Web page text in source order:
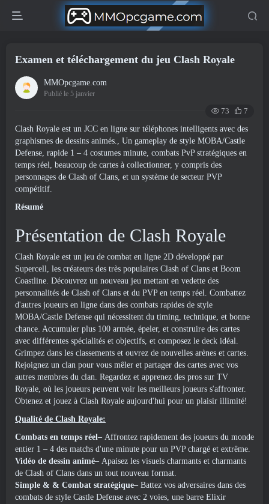
Examen et téléchargement du jeu Clash Royale
MMOpcgame.com
Publié le 5 janvier
73
7
Clash Royale est un JCC en ligne sur téléphones intelligents avec des
graphismes de dessins animés., Un gameplay de style MOBA/Castle
Defense, rapide 1 – 4 costumes minute, combats PvP stratégiques en
temps réel, beaucoup de cartes à collectionner, y compris des
personnages de Clash of Clans, et un système de secteur PVP
compétitif.
Résumé
Présentation de Clash Royale
Clash Royale est un jeu de combat en ligne 2D développé par
Supercell, les créateurs des très populaires Clash of Clans et Boom
Coastline. Découvrez un nouveau jeu mettant en vedette des
personnalités de Clash of Clans et du PVP en temps réel. Combattez
d'autres joueurs en ligne dans des combats rapides de style
MOBA/Castle Defense qui nécessitent du timing, technique, et bonne
chance. Accumuler plus 100 armée, épeler, et construire des cartes
avec différentes spécialités et objectifs, et composez le deck idéal.
Grimpez dans les classements et ouvrez de nouvelles arènes et cartes.
Rejoignez un clan pour vous mêler et partager des cartes avec vos
autres membres du clan. Regardez et apprenez des pros sur TV
Royale, où les joueurs peuvent voir les meilleurs joueurs s'affronter.
Obtenez et jouez à Clash Royale aujourd'hui pour un plaisir illimité!
Qualité de Clash Royale:
Combats en temps réel– Affrontez rapidement des joueurs du monde
entier 1 – 4 des matchs d'une minute pour un PVP chargé et extrême.
Vidéo de dessin animé– Apaisez les visuels charmants et charmants
de Clash of Clans dans un tout nouveau format.
Simple & & Combat stratégique– Battez vos adversaires dans des
combats de style Castle Defense avec 2 voies, une barre Elixir